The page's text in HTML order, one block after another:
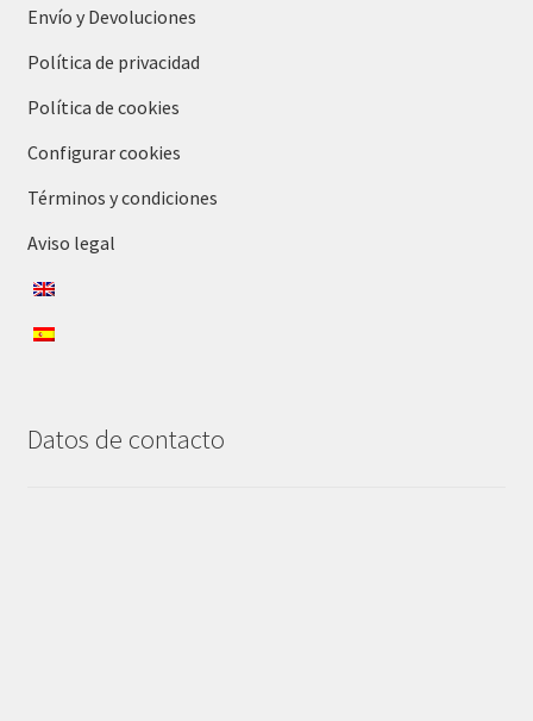
Envío y Devoluciones
Política de privacidad
Política de cookies
Configurar cookies
Términos y condiciones
Aviso legal
Datos de contacto